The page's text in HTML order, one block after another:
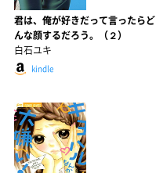
君は、俺が好きだって言ったらど
んな顔するだろう。（２）
白石ユキ
kindle